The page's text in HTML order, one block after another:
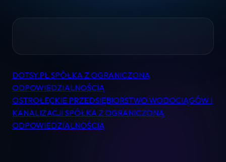
Pomoc
Kontakt
Nawigacja
wpisu
DOTSY.PL SPÓŁKA Z OGRANICZONĄ
ODPOWIEDZIALNOŚCIĄ
OSTROŁĘCKIE PRZEDSIĘBIORSTWO WODOCIĄGÓW I
KANALIZACJI SPÓŁKA Z OGRANICZONĄ
ODPOWIEDZIALNOŚCIĄ